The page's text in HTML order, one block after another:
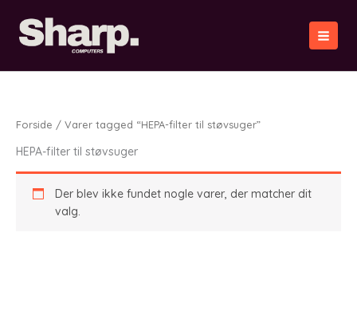
indholdet
Forside / Varer tagged “HEPA-filter til støvsuger”
HEPA-filter til støvsuger
Der blev ikke fundet nogle varer, der matcher dit
valg.